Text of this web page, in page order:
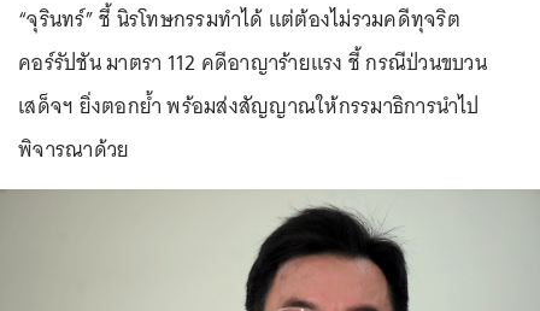
“จุรินทร์” ชี้ นิรโทษกรรมทำได้ แต่ต้องไม่รวมคดีทุจริต
คอร์รัปชัน มาตรา 112 คดีอาญาร้ายแรง ชี้ กรณีป่วนขบวน
เสด็จฯ ยิ่งตอกย้ำ พร้อมส่งสัญญาณให้กรรมาธิการนำไป
พิจารณาด้วย